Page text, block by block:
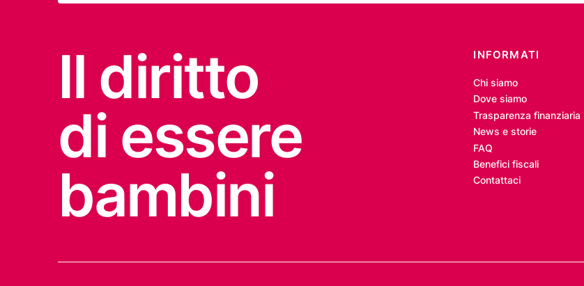
Il diritto
di essere
bambini
INFORMATI
Chi siamo
Dove siamo
Trasparenza finanziaria
News e storie
FAQ
Benefici fiscali
Contattaci